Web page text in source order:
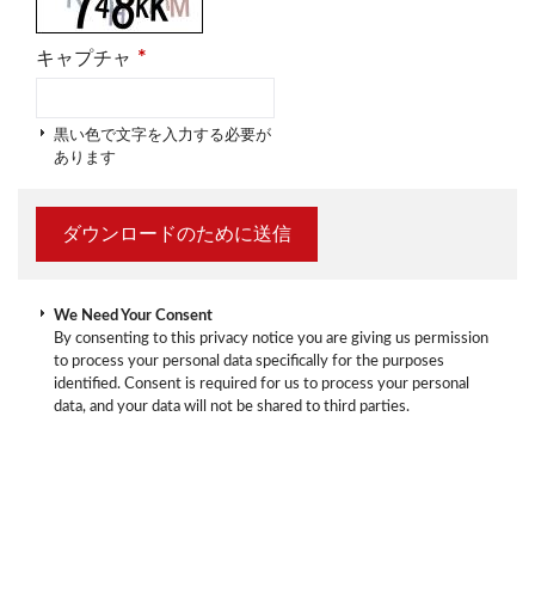
キャプチャ *
黒い色で文字を入力する必要が
あります
We Need Your Consent
By consenting to this privacy notice you are giving us permission
to process your personal data specifically for the purposes
identified. Consent is required for us to process your personal
data, and your data will not be shared to third parties.